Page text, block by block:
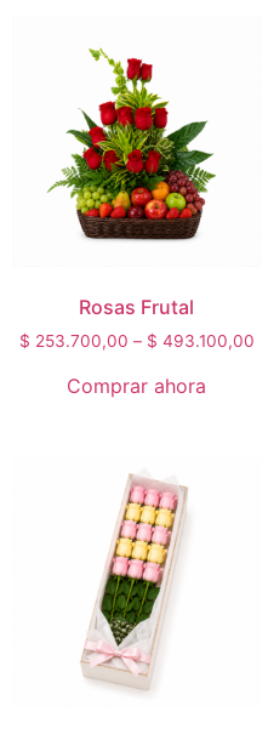
Rosas Frutal
$ 253.700,00 – $ 493.100,00
Comprar ahora